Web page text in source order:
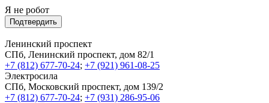
Я не робот
Подтвердить
Ленинский проспект
СПб, Ленинский проспект, дом 82/1
+7 (812) 677-70-24; +7 (921) 961-08-25
Электросила
СПб, Московский проспект, дом 139/2
+7 (812) 677-70-24; +7 (931) 286-95-06